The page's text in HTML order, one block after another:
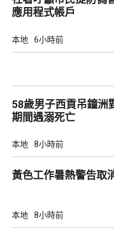
應用程式帳戶
本地 6小時前
58歲男子西貢吊鐘洲
期間遇溺死亡
本地 8小時前
黃色工作暑熱警告取
本地 8小時前